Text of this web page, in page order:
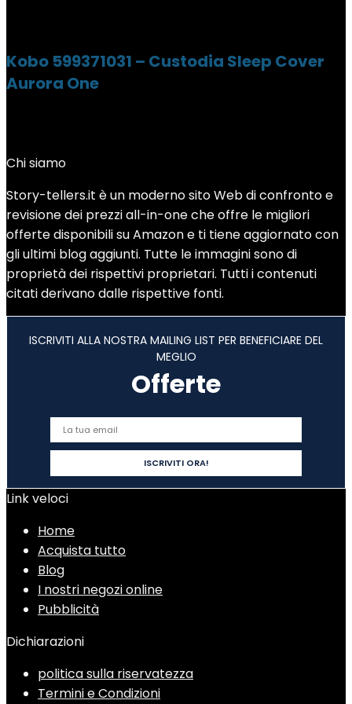
Kobo 599371031 – Custodia Sleep Cover
Aurora One
Chi siamo
Story-tellers.it è un moderno sito Web di confronto e
revisione dei prezzi all-in-one che offre le migliori
offerte disponibili su Amazon e ti tiene aggiornato con
gli ultimi blog aggiunti. Tutte le immagini sono di
proprietà dei rispettivi proprietari. Tutti i contenuti
citati derivano dalle rispettive fonti.
ISCRIVITI ALLA NOSTRA MAILING LIST PER BENEFICIARE DEL
MEGLIO
Offerte
Link veloci
Home
Acquista tutto
Blog
I nostri negozi online
Pubblicità
Dichiarazioni
politica sulla riservatezza
Termini e Condizioni